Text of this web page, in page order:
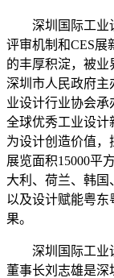
深圳国际工业设
评审机制和CES展
的丰厚积淀，被业
深圳市人民政府主
业设计行业协会承
全球优秀工业设计
为设计创造价值，
展览面积15000平
大利、荷兰、韩国
以及设计赋能粤东
果。
深圳国际工业设
董事长刘志雄是深